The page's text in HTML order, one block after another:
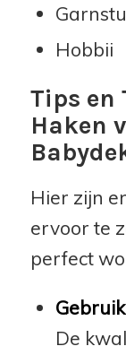
Hobbii
Tips en
Haken
Hier zijn
ervoor te
perfect
De